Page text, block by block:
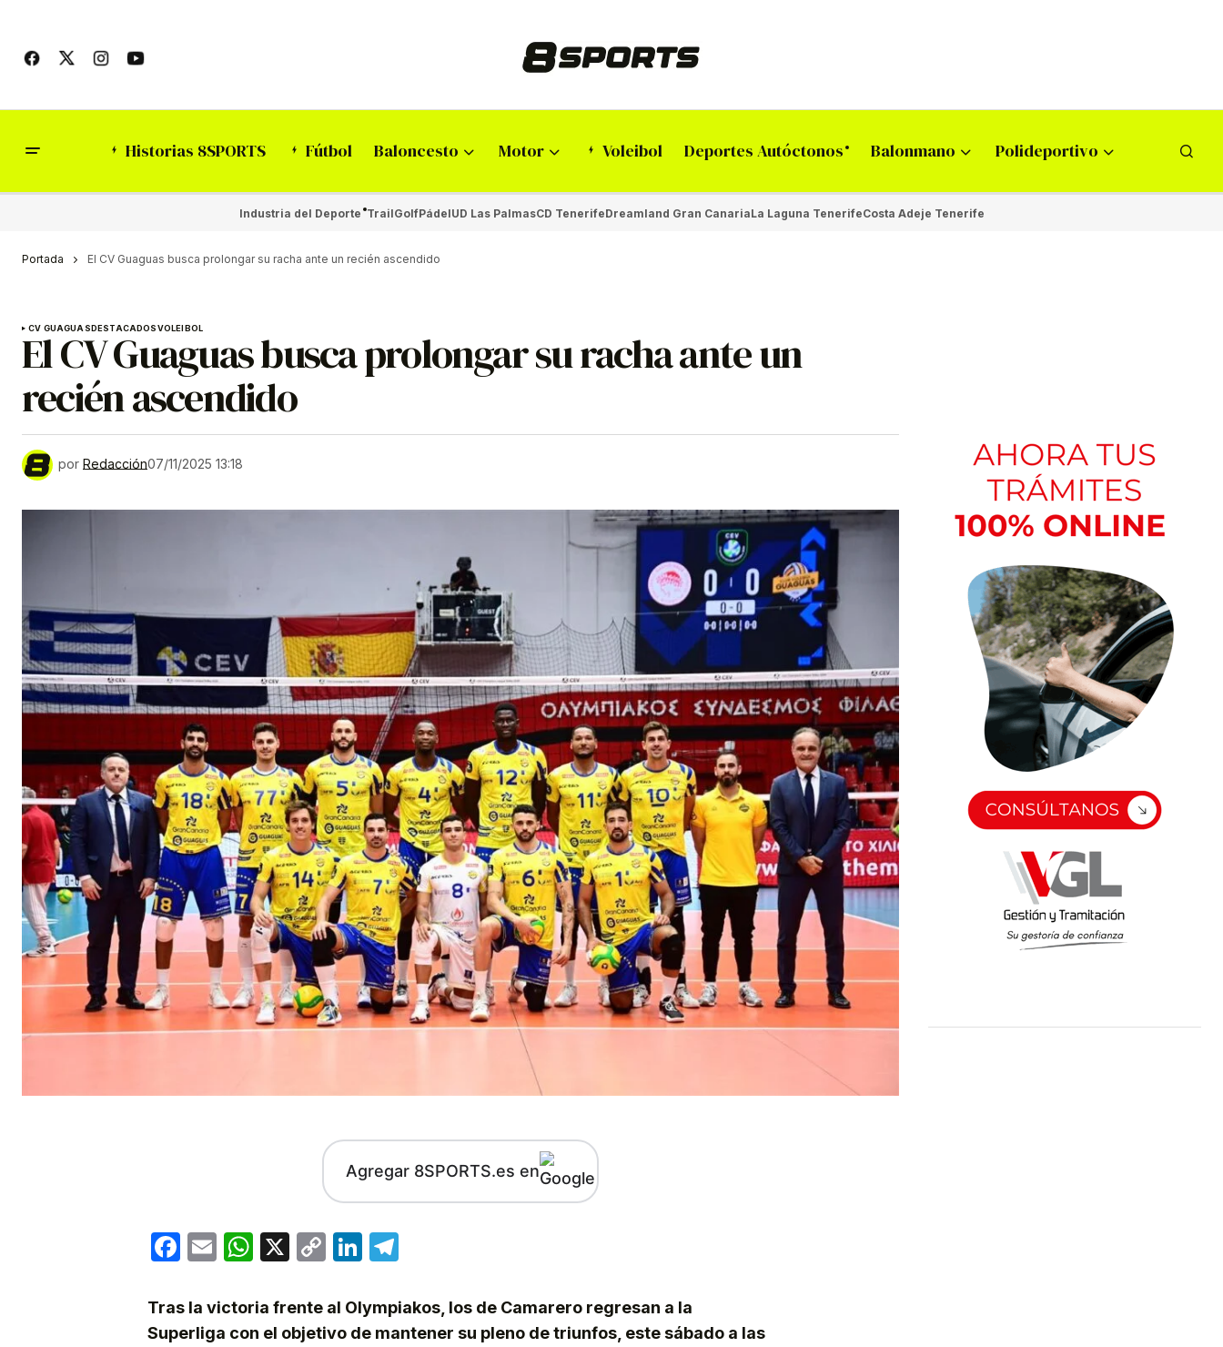
Historias 8SPORTS Fútbol Baloncesto Motor Voleibol Deportes Autóctonos Balonmano Polideportivo
Industria del Deporte TrailGolfPádelUD Las PalmasCD TenerifeDreamland Gran CanariaLa Laguna TenerifeCosta Adeje Tenerife
Portada El CV Guaguas busca prolongar su racha ante un recién ascendido
CV GUAGUASDESTACADOSVOLEIBOL
El CV Guaguas busca prolongar su racha ante un
recién ascendido
por Redacción07/11/2025 13:18
Agregar 8SPORTS.es en
Facebook
EmailWhatsApp
X
CopyLinkedIn
Tras la victoria frente al Olympiakos, los de Camarero regresan a la
Superliga con el objetivo de mantener su pleno de triunfos, este sábado a las